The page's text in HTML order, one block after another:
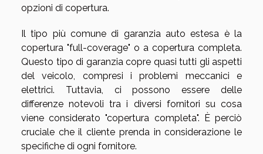
opzioni di copertura.
Il tipo più comune di garanzia auto estesa è la
copertura "full-coverage" o a copertura completa.
Questo tipo di garanzia copre quasi tutti gli aspetti
del veicolo, compresi i problemi meccanici e
elettrici. Tuttavia, ci possono essere delle
differenze notevoli tra i diversi fornitori su cosa
viene considerato "copertura completa". È perciò
cruciale che il cliente prenda in considerazione le
specifiche di ogni fornitore.